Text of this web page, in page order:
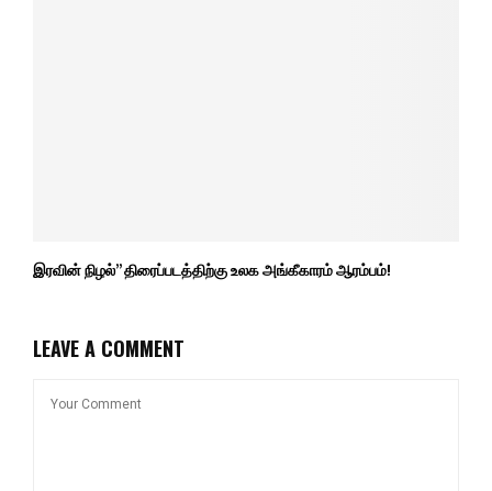
இரவின் நிழல்” திரைப்படத்திற்கு உலக அங்கீகாரம் ஆரம்பம்!
LEAVE A COMMENT